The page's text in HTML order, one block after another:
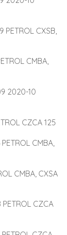
CXSB,
CMBA,
2020-10
CZCA 125
CMBA,
CMBA, CXSA
CZCA